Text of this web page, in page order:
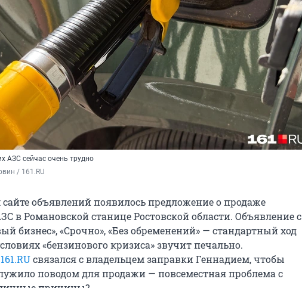
АЗС сейчас очень трудно
/ 161.RU
объявлений появилось предложение о продаже
в Романовской станице Ростовской области. Объявление с
бизнес», «Срочно», «Без обременений» — стандартный ход
«бензинового кризиса» звучит печально.
161.RUсвязался с владельцем заправки Геннадием, чтобы
поводом для продажи — повсеместная проблема с